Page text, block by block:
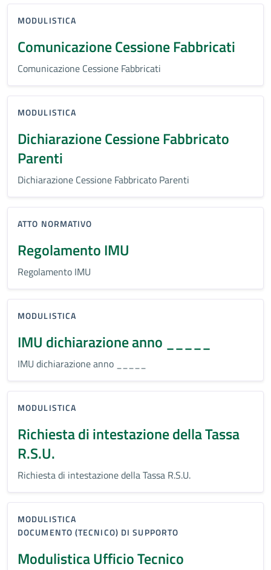
MODULISTICA
Comunicazione Cessione Fabbricati
Comunicazione Cessione Fabbricati
MODULISTICA
Dichiarazione Cessione Fabbricato
Parenti
Dichiarazione Cessione Fabbricato Parenti
ATTO NORMATIVO
Regolamento IMU
Regolamento IMU
MODULISTICA
IMU dichiarazione anno _____
IMU dichiarazione anno _____
MODULISTICA
Richiesta di intestazione della Tassa
R.S.U.
Richiesta di intestazione della Tassa R.S.U.
MODULISTICA
DOCUMENTO (TECNICO) DI SUPPORTO
Modulistica Ufficio Tecnico